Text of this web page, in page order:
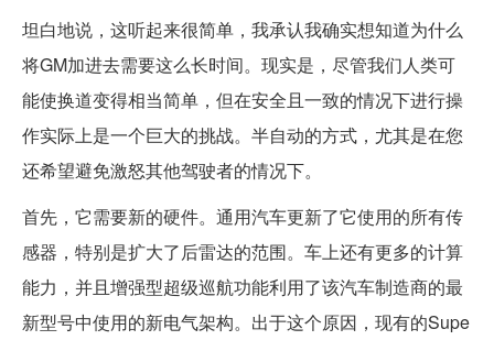
坦白地说，这听起来很简单，我承认我确实想知道为什么
将GM加进去需要这么长时间。现实是，尽管我们人类可
能使换道变得相当简单，但在安全且一致的情况下进行操
作实际上是一个巨大的挑战。半自动的方式，尤其是在您
还希望避免激怒其他驾驶者的情况下。
首先，它需要新的硬件。通用汽车更新了它使用的所有传
感器，特别是扩大了后雷达的范围。车上还有更多的计算
能力，并且增强型超级巡航功能利用了该汽车制造商的最
新型号中使用的新电气架构。出于这个原因，现有的Supe